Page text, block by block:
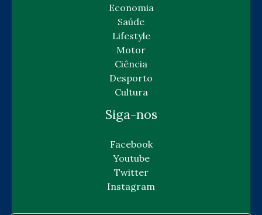
Economia
Saúde
Lifestyle
Motor
Ciência
Desporto
Cultura
Siga-nos
Facebook
Youtube
Twitter
Instagram